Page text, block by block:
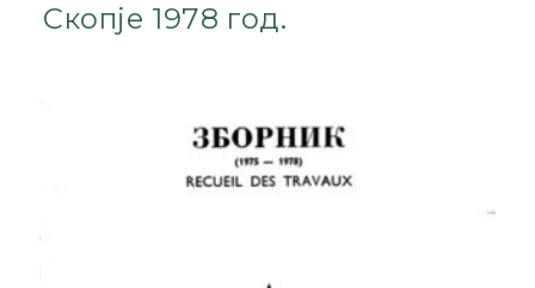
Скопје 1978 год.